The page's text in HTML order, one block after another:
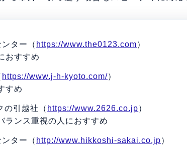
ター（ https://www.the0123.com）
おすすめ
https://www.j-h-kyoto.com/）
すめ
の引越社（ https://www.2626.co.jp）
ランス重視の人におすすめ
ター（ http://www.hikkoshi-sakai.co.jp）